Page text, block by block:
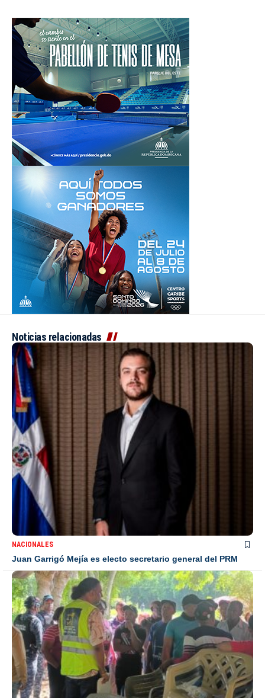
Noticias relacionadas
NACIONALES
Juan Garrigó Mejía es electo secretario general del PRM